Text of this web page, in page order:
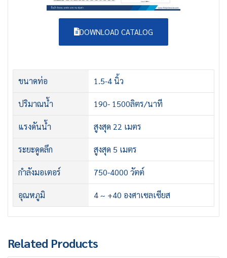
DOWNLOAD CATALOG
ขนาดท่อ 1.5-4 นิ้ว
ปริมาณน้ำ 190- 1500ลิตร/นาที
แรงดันน้ำ สูงสุด 22 เมตร
ระยะดูดลึก สูงสุด 5 เมตร
กำลังมอเตอร์ 750-4000 วัตต์
อุณหภูมิ 4 ~ +40 องศาเซลเซียส
Related Products